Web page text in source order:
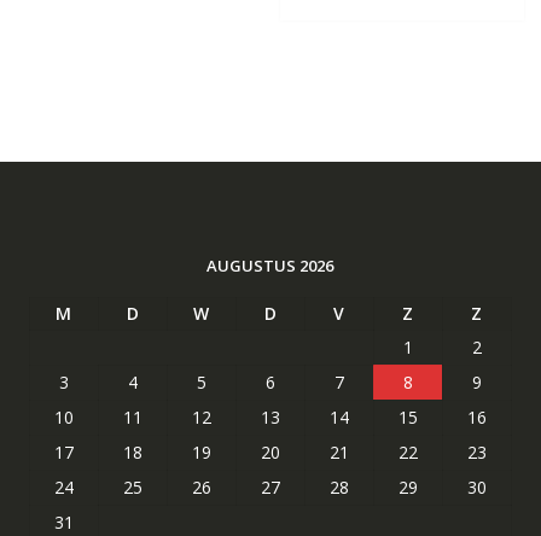
AUGUSTUS 2026
M D W D V Z
Z
1
2
3
4 5 6 7 8
9
10
11 12 13 14 15
16
17
18 19 20 21 22
23
24
25 26 27 28 29
30
31